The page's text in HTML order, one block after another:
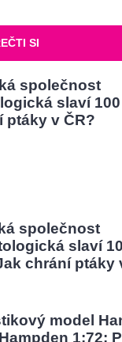
SI
společnost
slaví
chrání ptáky